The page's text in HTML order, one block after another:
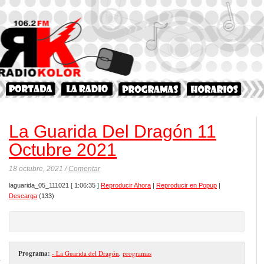
La Guarida Del Dragón 11
Octubre 2021
18 octubre, 2021 /Comentar
laguarida_05_111021 [ 1:06:35 ] Reproducir Ahora | Reproducir en Popup |
Descarga (133)
Programa: - La Guarida del Dragón, programas